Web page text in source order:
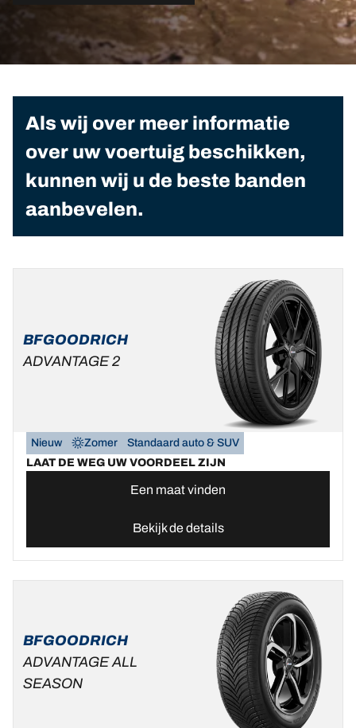
Als wij over meer informatie
over uw voertuig beschikken,
kunnen wij u de beste banden
aanbevelen.
BFGOODRICH
ADVANTAGE 2
Nieuw Zomer
Standaard auto & SUV
LAAT DE WEG UW VOORDEEL ZIJN
Een maat vinden
Bekijk de details
BFGOODRICH
ADVANTAGE ALL
SEASON